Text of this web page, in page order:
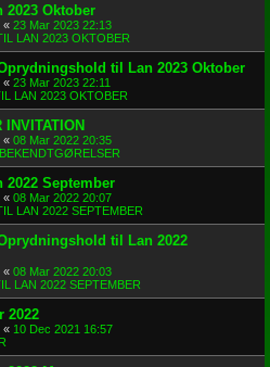
2023 Oktober
« 23 Mar 2023 22:13
LAN 2023 OKTOBER
til Lan 2023 Oktober
« 23 Mar 2023 22:11
LAN 2023 OKTOBER
INVITATION
« 08 Mar 2022 20:35
September
« 08 Mar 2022 20:07
LAN 2022 SEPTEMBER
til Lan 2022
« 08 Mar 2022 20:03
LAN 2022 SEPTEMBER
2022
« 10 Dec 2021 16:57